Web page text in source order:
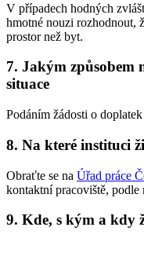
V případech hodných
hmotné nouzi rozhodnout,
prostor než byt.
7. Jakým způsobem
situace
Podáním žádosti o
8. Na které instituci
Obraťte se na Úřad práce
kontaktní pracoviště, podle
9. Kde, s kým a kdy